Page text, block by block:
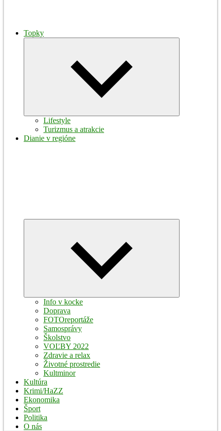
Topky
Lifestyle
Turizmus a atrakcie
Dianie v regióne
Info v kocke
Doprava
FOTOreportáže
Samosprávy
Školstvo
VOĽBY 2022
Zdravie a relax
Životné prostredie
Kultminor
Kultúra
Krimi/HaZZ
Ekonomika
Šport
Politika
O nás